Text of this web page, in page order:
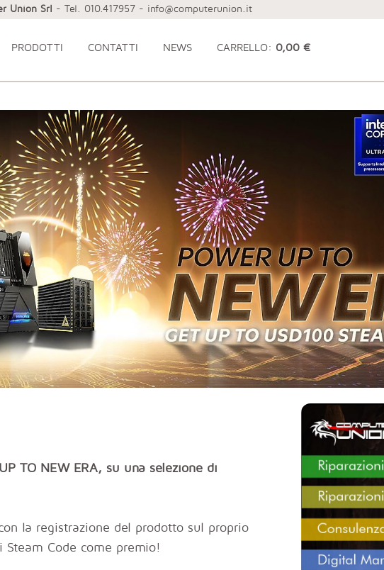
Union Srl - Tel. 010.417957 - info@computerunion.it
PRODOTTI CONTATTI NEWS CARRELLO: 0,00 €
TO NEW ERA, su una selezione di
la registrazione del prodotto sul proprio
Code come premio!